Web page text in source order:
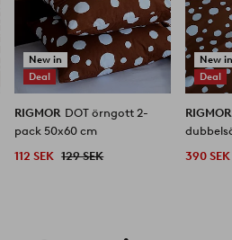
New in
Deal
RIGMOR DOT örngott 2-
pack 50x60 cm
112 SEK 129 SEK
New
Deal
390 SEK